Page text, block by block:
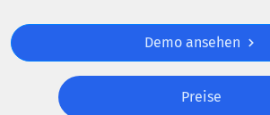
Demo ansehen
Preise